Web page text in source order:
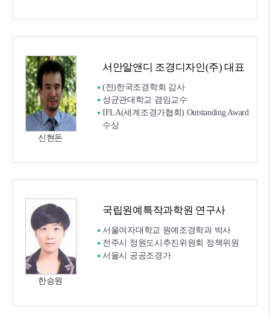
신현돈
서안알앤디 조경디자인(주) 대표
(전)한국조경학회 감사
성균관대학교 겸임교수
IFLA(세계조경가협회) Outstanding Award
수상
한승원
국립원예특작과학원 연구사
서울여자대학교 원예조경학과 박사
전주시 정원도시추진위원회 정책위원
서울시 공공조경가